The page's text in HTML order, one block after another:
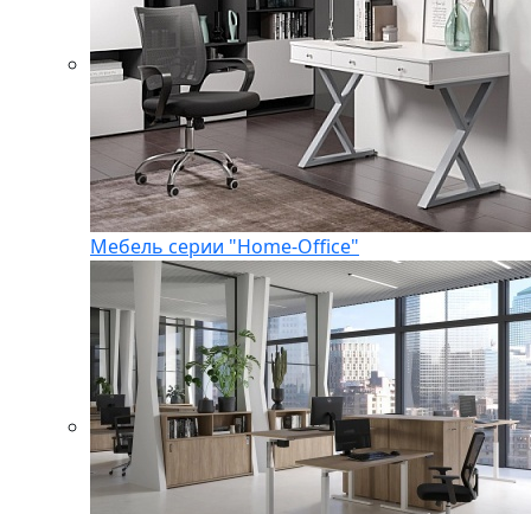
Мебель серии "Home-Office"